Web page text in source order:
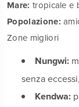
Mare: tropicale e
Popolazione:
Zone migliori
Nungwi:
senza
Kendwa: